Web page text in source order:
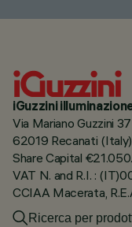
iGuzzini
Via Mariano Guzzini 37
62019 Recanati (Italy)
Share Capital
VAT N. and R.I. :
CCIAA Macerata,